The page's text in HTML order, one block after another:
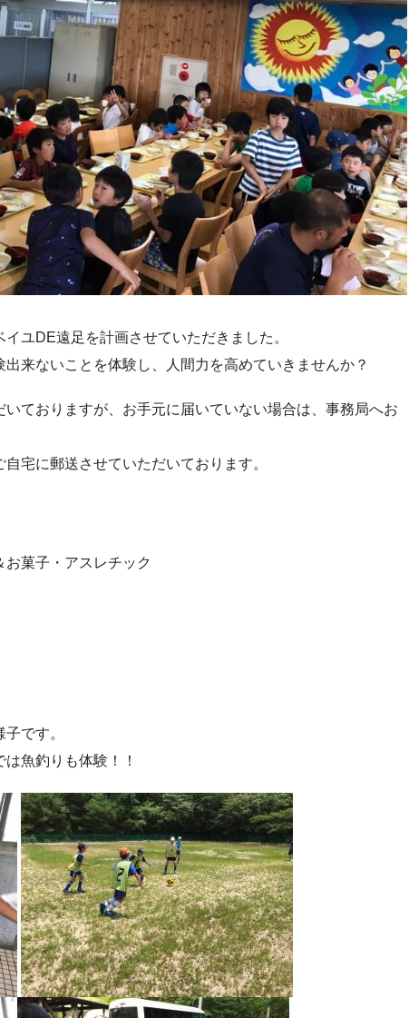
ユDE遠足を計画させていただきました。
来ないことを体験し、人間力を高めていきませんか？
ておりますが、お手元に届いていない場合は、事務局へお
宅に郵送させていただいております。
お菓子・アスレチック
です。
魚釣りも体験！！